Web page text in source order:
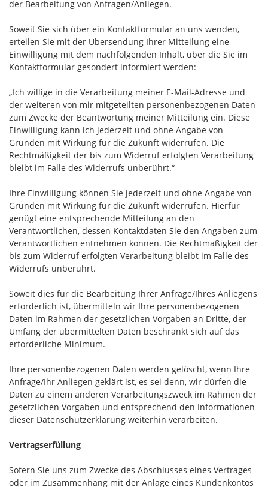
der Bearbeitung von Anfragen/Anliegen.
Soweit Sie sich über ein Kontaktformular an uns wenden,
erteilen Sie mit der Übersendung Ihrer Mitteilung eine
Einwilligung mit dem nachfolgenden Inhalt, über die Sie im
Kontaktformular gesondert informiert werden:
„Ich willige in die Verarbeitung meiner E-Mail-Adresse und
der weiteren von mir mitgeteilten personenbezogenen Daten
zum Zwecke der Beantwortung meiner Mitteilung ein. Diese
Einwilligung kann ich jederzeit und ohne Angabe von
Gründen mit Wirkung für die Zukunft widerrufen. Die
Rechtmäßigkeit der bis zum Widerruf erfolgten Verarbeitung
bleibt im Falle des Widerrufs unberührt.“
Ihre Einwilligung können Sie jederzeit und ohne Angabe von
Gründen mit Wirkung für die Zukunft widerrufen. Hierfür
genügt eine entsprechende Mitteilung an den
Verantwortlichen, dessen Kontaktdaten Sie den Angaben zum
Verantwortlichen entnehmen können. Die Rechtmäßigkeit der
bis zum Widerruf erfolgten Verarbeitung bleibt im Falle des
Widerrufs unberührt.
Soweit dies für die Bearbeitung Ihrer Anfrage/Ihres Anliegens
erforderlich ist, übermitteln wir Ihre personenbezogenen
Daten im Rahmen der gesetzlichen Vorgaben an Dritte, der
Umfang der übermittelten Daten beschränkt sich auf das
erforderliche Minimum.
Ihre personenbezogenen Daten werden gelöscht, wenn Ihre
Anfrage/Ihr Anliegen geklärt ist, es sei denn, wir dürfen die
Daten zu einem anderen Verarbeitungszweck im Rahmen der
gesetzlichen Vorgaben und entsprechend den Informationen
dieser Datenschutzerklärung weiterhin verarbeiten.
Vertragserfüllung
Sofern Sie uns zum Zwecke des Abschlusses eines Vertrages
oder im Zusammenhang mit der Anlage eines Kundenkontos